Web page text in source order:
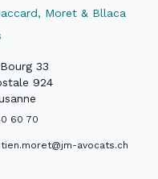
Moret & Bllaca
33
924
60 70
avocats.ch